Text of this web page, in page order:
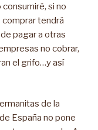
si no
comprar tendrá
pagar a otras
no cobrar,
el grifo…y así
de la
España no pone